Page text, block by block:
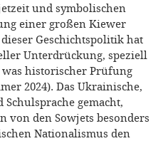
und symbolischen
einer großen Kiewer
Geschichtspolitik hat
Unterdrückung, speziell
historischer Prüfung
2024). Das Ukrainische,
gemacht,
von den Sowjets besonders
Nationalismus den